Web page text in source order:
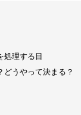
処理する目
どうやって決まる？